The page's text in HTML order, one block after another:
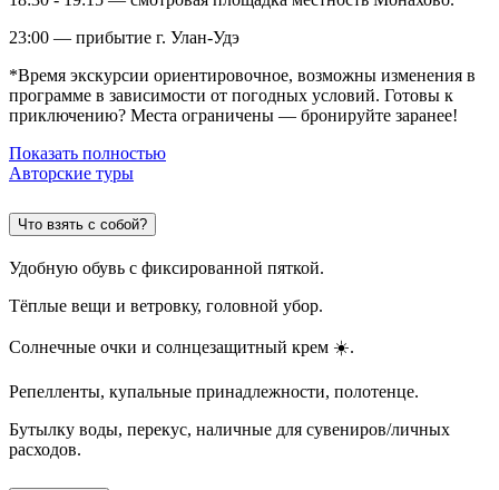
23:00 — прибытие г. Улан-Удэ
*Время экскурсии ориентировочное, возможны изменения в
программе в зависимости от погодных условий. Готовы к
приключению? Места ограничены — бронируйте заранее!
Показать полностью
Авторские туры
Что взять с собой?
Удобную обувь с фиксированной пяткой.
Тёплые вещи и ветровку, головной убор.
Солнечные очки и солнцезащитный крем ☀️.
Репелленты, купальные принадлежности, полотенце.
Бутылку воды, перекус, наличные для сувениров/личных
расходов.